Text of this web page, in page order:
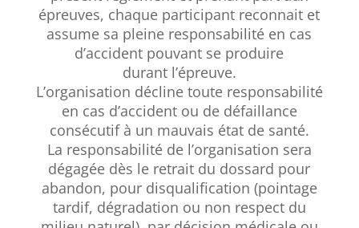
épreuves, chaque participant reconnait et
assume sa pleine responsabilité en cas
d’accident pouvant se produire
durant l’épreuve.
L’organisation décline toute responsabilité
en cas d’accident ou de défaillance
consécutif à un mauvais état de santé.
La responsabilité de l’organisation sera
dégagée dès le retrait du dossard pour
abandon, pour disqualification (pointage
tardif, dégradation ou non respect du